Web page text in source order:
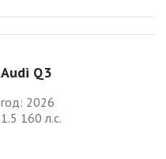
Audi Q3
год: 2026
1.5 160 л.с.